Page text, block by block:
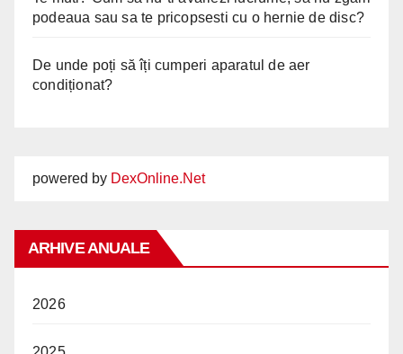
podeaua sau sa te pricopsesti cu o hernie de disc?
De unde poți să îți cumperi aparatul de aer
condiționat?
powered by DexOnline.Net
ARHIVE ANUALE
2026